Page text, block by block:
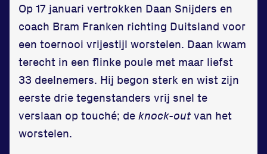
Locatie
Sportpark Reeweg
Halmaheiraplein 35
3312 GH Dordrecht
Bekijk locatie
Op 17 januari vertrokken Daan Snijders en
coach Bram Franken richting Duitsland voor
een toernooi vrijestijl worstelen. Daan kwam
terecht in een flinke poule met maar liefst
33 deelnemers. Hij begon sterk en wist zijn
eerste drie tegenstanders vrij snel te
verslaan op touché; deknock-out van het
worstelen.